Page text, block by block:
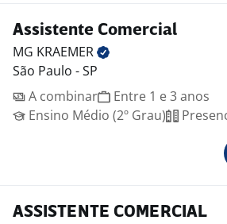
Assistente Comercial
MG KRAEMER
São Paulo - SP
A combinar
Entre 1 e 3 anos
Ensino Médio (2º Grau)
ASSISTENTE COMERCIAL